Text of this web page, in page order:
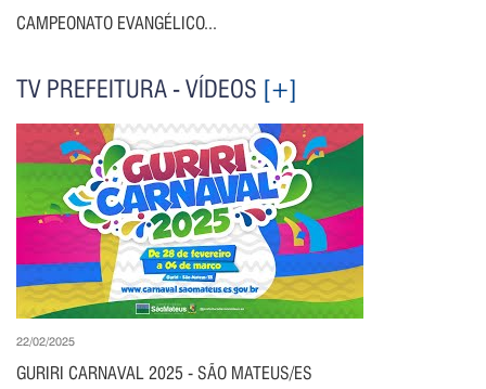
CAMPEONATO EVANGÉLICO...
TV PREFEITURA - VÍDEOS [+]
22/02/2025
GURIRI CARNAVAL 2025 - SÃO MATEUS/ES